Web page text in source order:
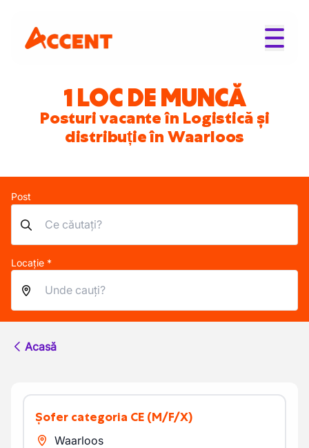
1 LOC DE MUNCĂ
Posturi vacante în Logistică și
distribuție în Waarloos
Post
Locație *
Acasă
Șofer categoria CE (M/F/X)
Waarloos